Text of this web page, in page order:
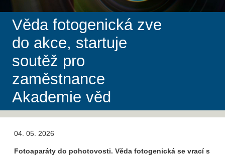
Věda fotogenická zve
do akce, startuje
soutěž pro
zaměstnance
Akademie věd
04. 05. 2026
Fotoaparáty do pohotovosti. Věda fotogenická se vrací s